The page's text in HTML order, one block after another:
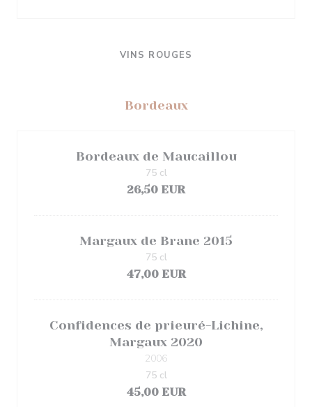
VINS ROUGES
Bordeaux
Bordeaux de Maucaillou
26,50 EUR
75 cl
Margaux de Brane 2015
47,00 EUR
75 cl
Confidences de prieuré-Lichine,
Margaux 2020
2006
45,00 EUR
75 cl